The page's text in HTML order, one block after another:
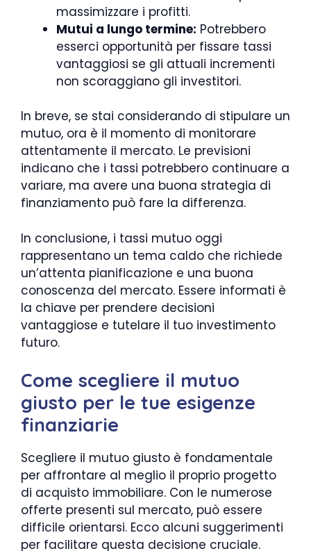
massimizzare i profitti.
Mutui a lungo termine: Potrebbero
esserci opportunità per fissare tassi
vantaggiosi se gli attuali incrementi
non scoraggiano gli investitori.
In breve, se stai considerando di stipulare un
mutuo, ora è il momento di monitorare
attentamente il mercato. Le previsioni
indicano che i tassi potrebbero continuare a
variare, ma avere una buona strategia di
finanziamento può fare la differenza.
In conclusione, i tassi mutuo oggi
rappresentano un tema caldo che richiede
un’attenta pianificazione e una buona
conoscenza del mercato. Essere informati è
la chiave per prendere decisioni
vantaggiose e tutelare il tuo investimento
futuro.
Come scegliere il mutuo
giusto per le tue esigenze
finanziarie
Scegliere il mutuo giusto è fondamentale
per affrontare al meglio il proprio progetto
di acquisto immobiliare. Con le numerose
offerte presenti sul mercato, può essere
difficile orientarsi. Ecco alcuni suggerimenti
per facilitare questa decisione cruciale.